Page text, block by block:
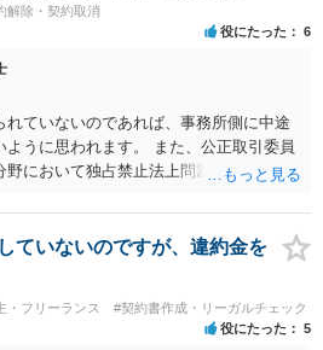
解除・契約取消
役にたった 6
ていないのであれば、事務所側に中途
うに思われます。 また、公正取引委員
において独占禁止法上問題となり得る
，⼜は移籍・独⽴した場合には芸能活
籍・独⽴を諦めさせること（優越的地位
。 ライバー事務所にも同様のことが言え
ースでも、独占禁止法上問題となり得ま
実際に独占禁⽌法違反となるかどうか
に判断されることとなる。例えば，優
ていないのですが、違約金を
・フリーランス #契約書作成・リーガルチェック
役にたった 5